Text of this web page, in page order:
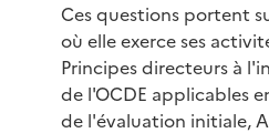
Ces questions portent
où elle exerce ses
Principes directeurs à
de l'OCDE applicables
de l'évaluation initiale,